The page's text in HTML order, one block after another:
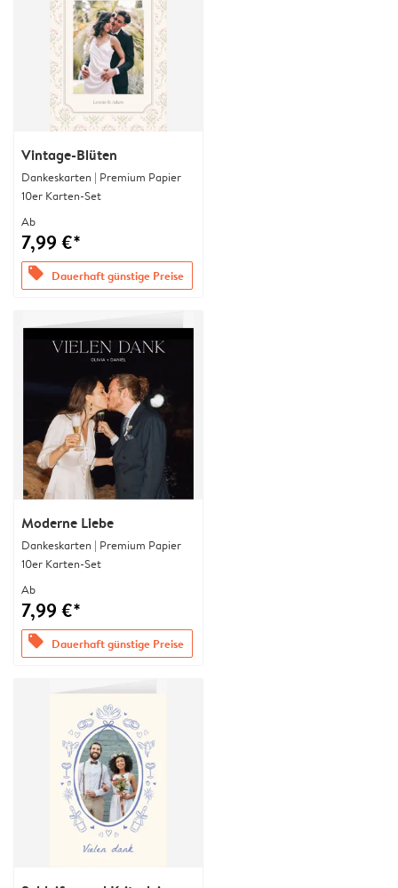
Vintage-Blüten
Dankeskarten | Premium Papier
10er Karten-Set
Ab
7,99 €*
offers Dauerhaft günstige Preise
Moderne Liebe
Dankeskarten | Premium Papier
10er Karten-Set
Ab
7,99 €*
offers Dauerhaft günstige Preise